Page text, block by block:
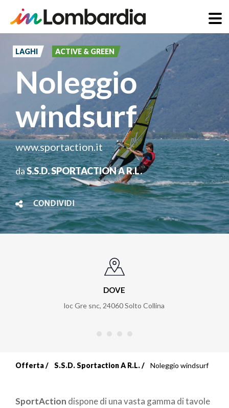
contenuto
principale
LAGHI ACTIVE & GREEN
Noleggio
windsurf
www.sportaction.it
daS.S.D. SPORTACTION A R.L.
CONDIVIDI
DOVE
loc Gre snc, 24060Solto Collina
Briciole
di
Offerta S.S.D. Sportaction A R.L. Noleggio windsurf
SportAction dispone di una vasta gamma di tavole